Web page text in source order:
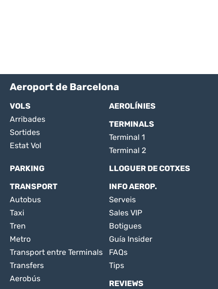
Aeroport de Barcelona
VOLS
Arribades
Sortides
Estat Vol
AEROLÍNIES
TERMINALS
Terminal 1
Terminal 2
PARKING
LLOGUER DE COTXES
TRANSPORT
Autobus
Taxi
Tren
Metro
Transport entre Terminals
Transfers
Aerobús
INFO AEROP.
Serveis
Sales VIP
Botigues
Guía Insider
FAQs
Tips
REVIEWS